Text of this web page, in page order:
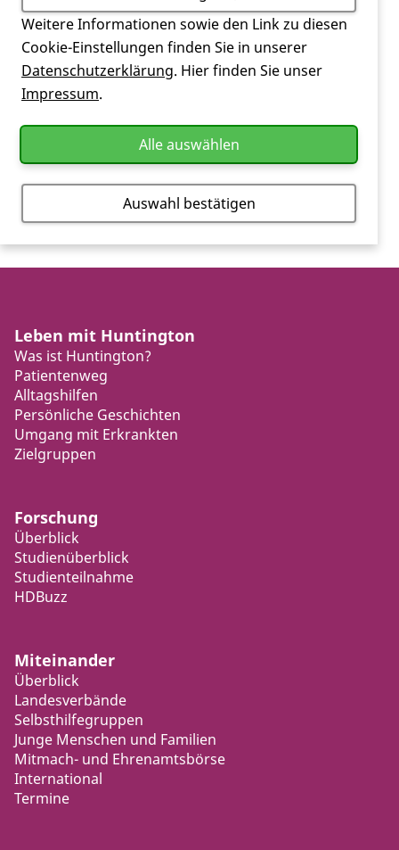
Zurück
Leben mit Huntington
Was ist Huntington?
Patientenweg
Alltagshilfen
Persönliche Geschichten
Umgang mit Erkrankten
Zielgruppen
Forschung
Überblick
Studienüberblick
Studienteilnahme
HDBuzz
Miteinander
Überblick
Landesverbände
Selbsthilfegruppen
Junge Menschen und Familien
Mitmach- und Ehrenamtsbörse
International
Termine
Weitere Informationen sowie den Link zu diesen
Cookie-Einstellungen finden Sie in unserer
Datenschutzerklärung. Hier finden Sie unser
Impressum.
Alle auswählen
Auswahl bestätigen